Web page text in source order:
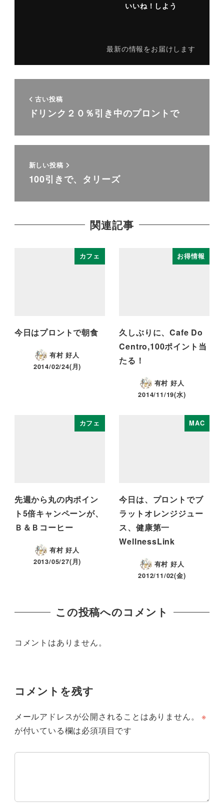
いいね！しよう
最新の情報をお届けします
古い投稿
ドリンク２０％引き中のプロントで
新しい投稿
100引きで、タリーズ
関連記事
カフェ
今日はプロントで朝食
有村 好人
2014/02/24(月)
お得情報
久しぶりに、Cafe Do
Centro,100ポイント当
たる！
有村 好人
2014/11/19(水)
カフェ
先週から丸の内ポイン
ト5倍キャンペーンが、
Ｂ＆Ｂコーヒー
有村 好人
2013/05/27(月)
MAC
今日は、プロントでブ
ラットオレンジジュー
ス、健康第一
WellnessLink
有村 好人
2012/11/02(金)
この投稿へのコメント
コメントはありません。
コメントを残す
メールアドレスが公開されることはありません。
※
が付いている欄は必須項目です